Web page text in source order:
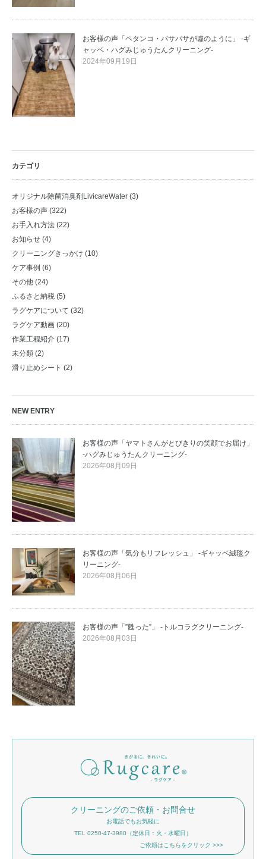
お客様の声「ペタンコ・パサパサが噓のように」 -ギ
ャッベ・ハグみじゅうたんクリーニング-
2024年09月19日
カテゴリ
オリジナル除菌消臭剤LivicareWater (3)
お客様の声 (322)
お手入れ方法 (22)
お知らせ (4)
クリーニングきっかけ (10)
ケア事例 (6)
その他 (24)
ふるさと納税 (5)
ラグケアについて (32)
ラグケア動画 (20)
作業工程紹介 (17)
未分類 (2)
滑り止めシート (2)
NEW ENTRY
お客様の声「ヤマトさんがとびきりの笑顔でお届け」
-ハグみじゅうたんクリーニング-
2026年08月09日
お客様の声「気分もリフレッシュ」 -ギャッベ絨毯ク
リーニング-
2026年08月06日
お客様の声「”甦った”」 -トルコラグクリーニング-
2026年08月03日
クリーニングのご依頼・お問合せ
お電話でもお気軽に
TEL 0250-47-3980（定休日：火・水曜日）
ご依頼はこちらをクリック >>>